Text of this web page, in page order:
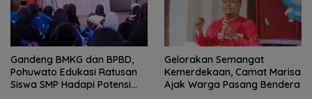
Gandeng BMKG dan BPBD,
Pohuwato Edukasi Ratusan
Siswa SMP Hadapi Potensi
Gelorakan Semangat
Kemerdekaan, Camat Marisa
Ajak Warga Pasang Bendera